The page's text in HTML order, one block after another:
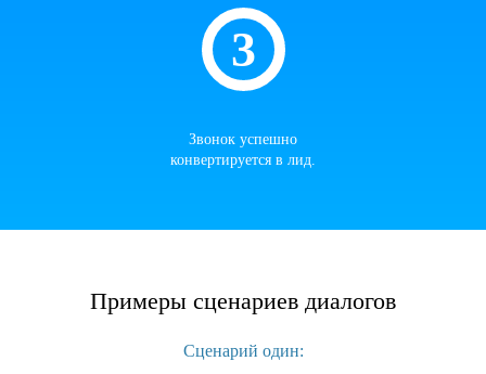
Звонок успешно
конвертируется в лид.
Примеры сценариев диалогов
Сценарий один: